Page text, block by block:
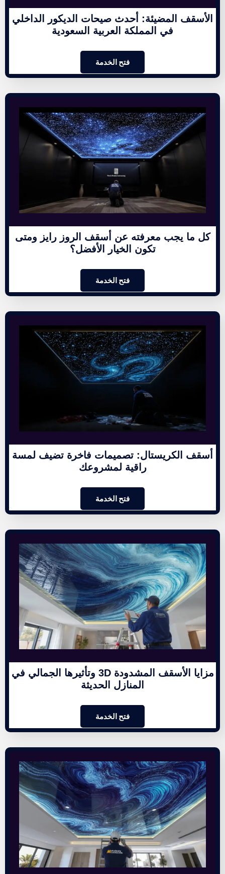
الأسقف المضيئة: أحدث صيحات الديكور الداخلي
في المملكة العربية السعودية
فتح الخدمة
كل ما يجب معرفته عن أسقف الروز رايز ومتى
تكون الخيار الأفضل؟
فتح الخدمة
أسقف الكريستال: تصميمات فاخرة تضيف لمسة
راقية لمشروعك
فتح الخدمة
مزايا الأسقف المشدودة 3D وتأثيرها الجمالي في
المنازل الحديثة
فتح الخدمة